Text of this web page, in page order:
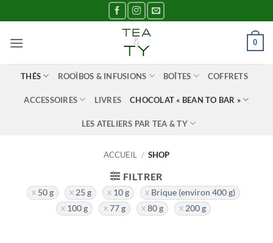
au
contenu
0
THÉS ROOÏBOS & INFUSIONS BOÎTES COFFRETS
ACCESSOIRES LIVRES CHOCOLAT « BEAN TO BAR »
LES ATELIERS PAR TEA & TY
ACCUEIL / SHOP
FILTRER
50 g 25 g 10 g
Brique (environ 400 g)
100 g
77 g 80 g 200 g